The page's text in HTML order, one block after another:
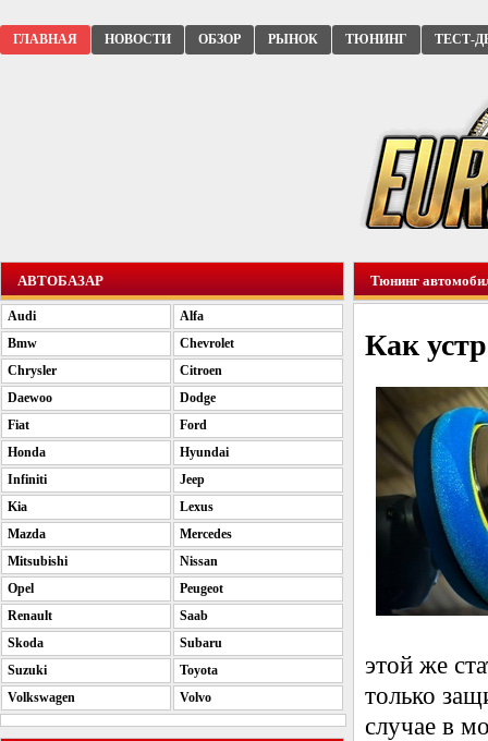
ГЛАВНАЯ НОВОСТИ ОБЗОР РЫНОК ТЮНИНГ ТЕСТ-
Тюнинг
Как
этой же
только
случае в
АВТОБАЗАР
Audi
Alfa
Bmw
Chevrolet
Chrysler
Citroen
Daewoo
Dodge
Fiat
Ford
Honda
Hyundai
Infiniti
Jeep
Kia
Lexus
Mazda
Mercedes
Mitsubishi
Nissan
Opel
Peugeot
Renault
Saab
Skoda
Subaru
Suzuki
Toyota
Volkswagen
Volvo